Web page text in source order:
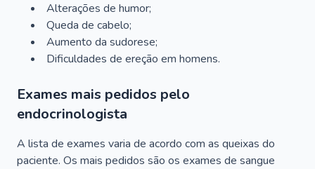
Alterações de humor;
Queda de cabelo;
Aumento da sudorese;
Dificuldades de ereção em homens.
Exames mais pedidos pelo
endocrinologista
A lista de exames varia de acordo com as queixas do
paciente. Os mais pedidos são os exames de sangue